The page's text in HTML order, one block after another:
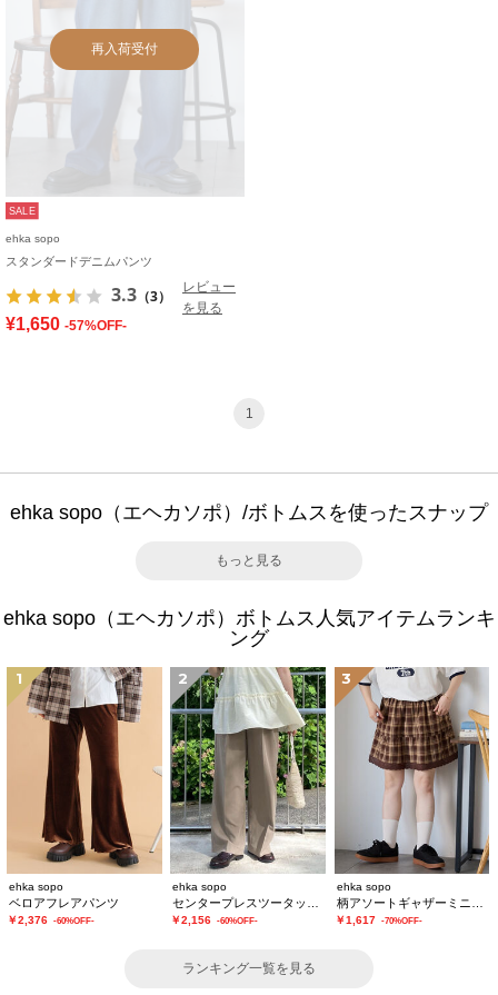
再入荷受付
SALE
ehka sopo
スタンダードデニムパンツ
3.3 （3）
レビュー
を見る
¥1,650 -57%OFF-
1
ehka sopo（エヘカソポ）/ボトムスを使ったスナップ
もっと見る
ehka sopo（エヘカソポ）ボトムス人気アイテムランキ
ング
1
ehka sopo
ベロアフレアパンツ
￥2,376 -60%OFF-
2
ehka sopo
￥2,156 -60%OFF-
3
ehka sopo
￥1,617 -70%OFF-
ランキング一覧を見る